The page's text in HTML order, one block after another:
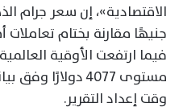
مستوى 4077
وقت إعداد التقرير.